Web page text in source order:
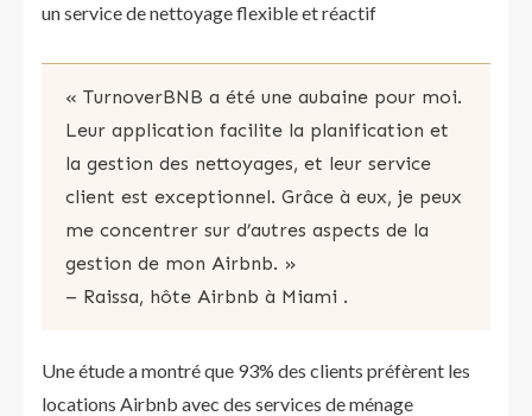
un service de nettoyage flexible et réactif
« TurnoverBNB a été une aubaine pour moi.
Leur application facilite la planification et
la gestion des nettoyages, et leur service
client est exceptionnel. Grâce à eux, je peux
me concentrer sur d’autres aspects de la
gestion de mon Airbnb. »
– Raissa, hôte Airbnb à Miami​ ​.
Une étude a montré que 93% des clients préfèrent les
locations Airbnb avec des services de ménage